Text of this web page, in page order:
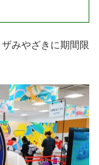
みやざきに期間限